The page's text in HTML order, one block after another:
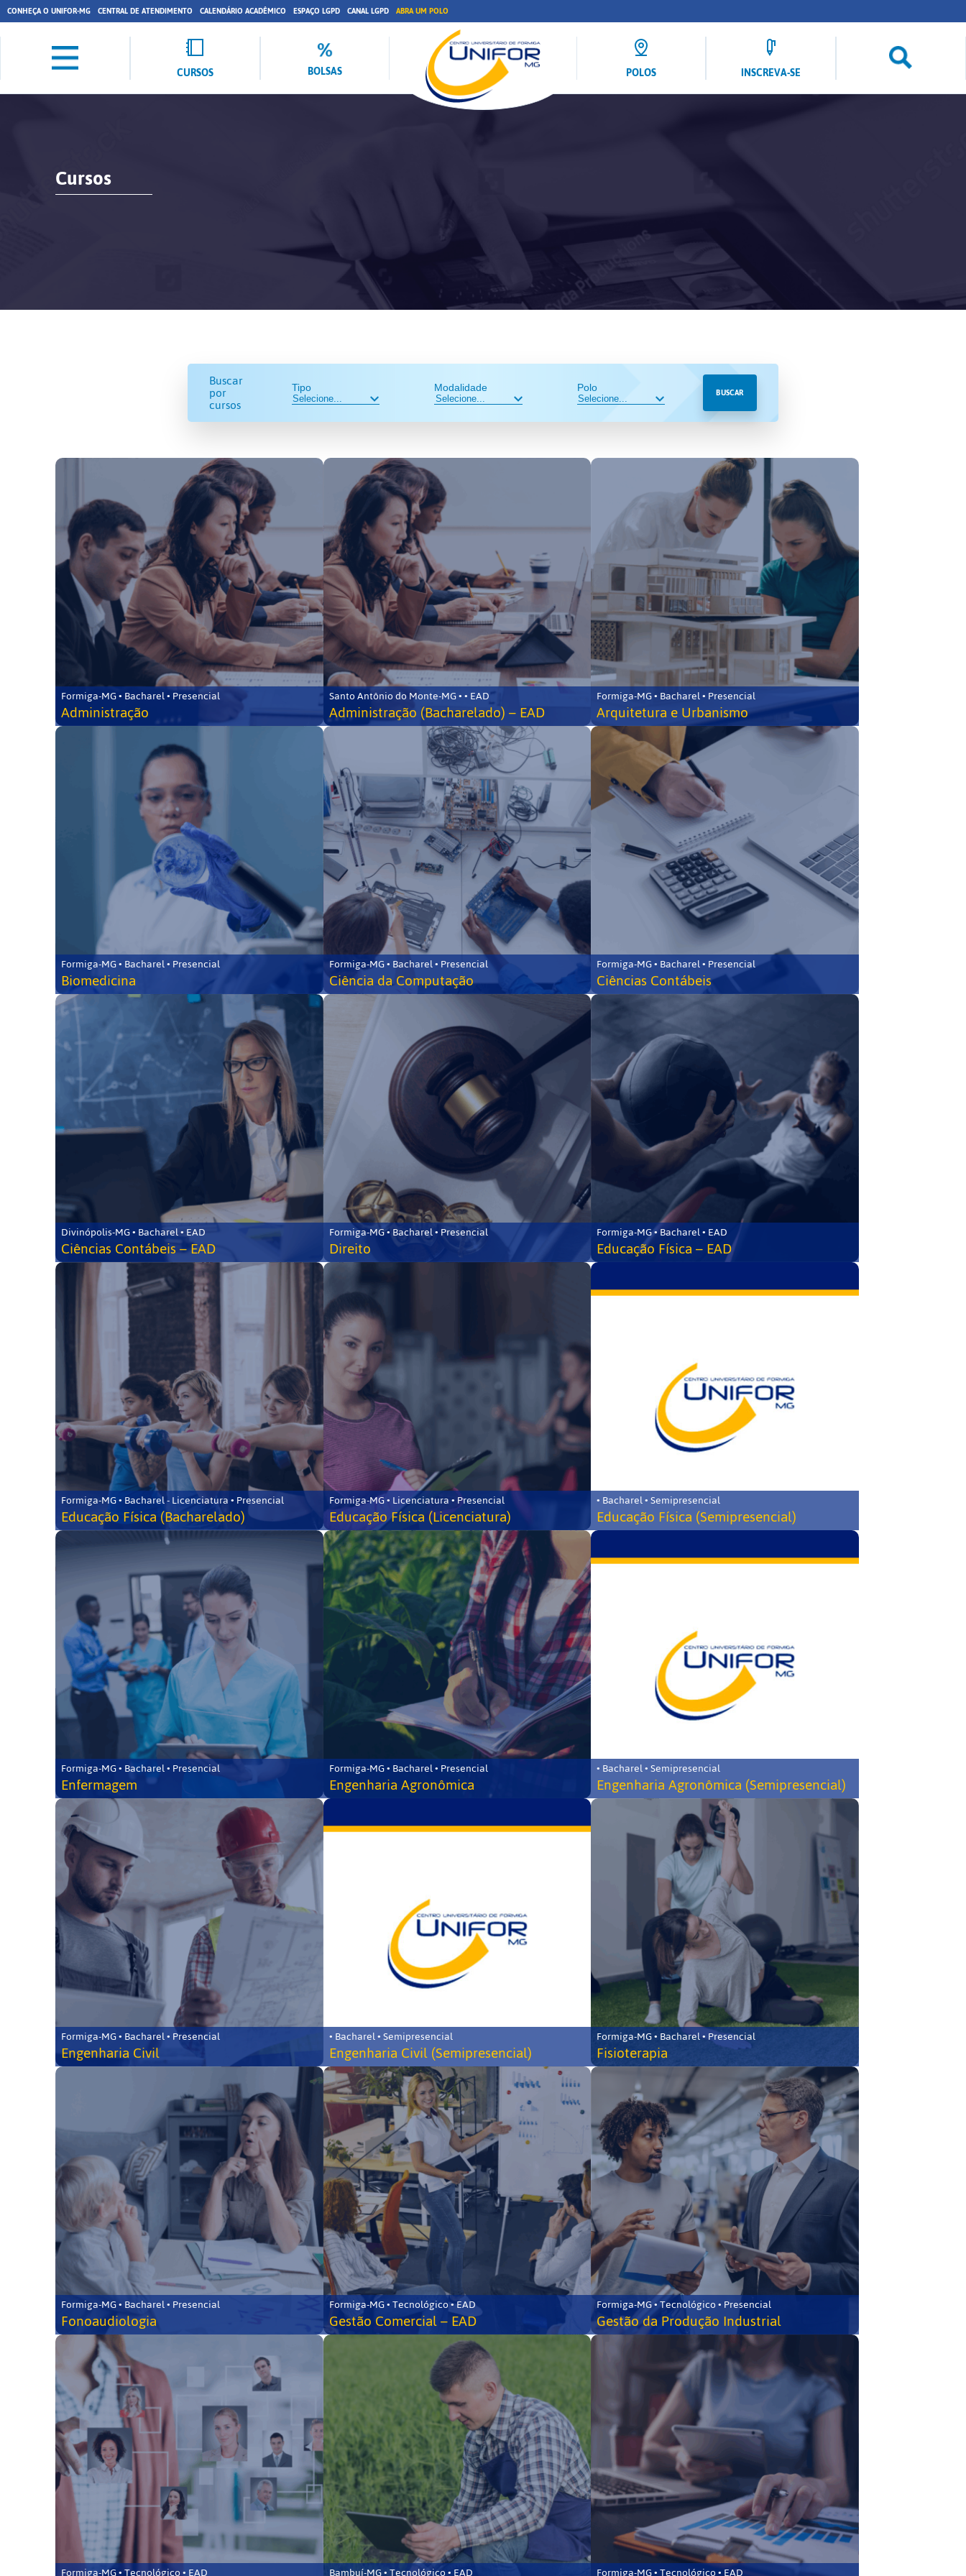
CONHEÇA O UNIFOR-MG CENTRAL DE ATENDIMENTO CALENDÁRIO ACADÊMICO ESPAÇO LGPD CANAL LGPD ABRA UM POLO
CURSOS BOLSAS POLOS INSCREVA-SE
Cursos
Buscar
por
cursos
Tipo Modalidade Polo BUSCAR
Formiga-MG • Bacharel • Presencial
Administração
Santo Antônio do Monte-MG • • EAD
Administração (Bacharelado) – EAD
Formiga-MG • Bacharel • Presencial
Arquitetura e Urbanismo
Formiga-MG • Bacharel • Presencial
Biomedicina
Formiga-MG • Bacharel • Presencial
Ciência da Computação
Formiga-MG • Bacharel • Presencial
Ciências Contábeis
Divinópolis-MG • Bacharel • EAD
Ciências Contábeis – EAD
Formiga-MG • Bacharel • Presencial
Direito
Formiga-MG • Bacharel • EAD
Educação Física – EAD
Formiga-MG • Bacharel - Licenciatura • Presencial
Educação Física (Bacharelado)
Formiga-MG • Licenciatura • Presencial
Educação Física (Licenciatura)
• Bacharel • Semipresencial
Educação Física (Semipresencial)
Formiga-MG • Bacharel • Presencial
Enfermagem
Formiga-MG • Bacharel • Presencial
Engenharia Agronômica
• Bacharel • Semipresencial
Engenharia Agronômica (Semipresencial)
Formiga-MG • Bacharel • Presencial
Engenharia Civil
• Bacharel • Semipresencial
Engenharia Civil (Semipresencial)
Formiga-MG • Bacharel • Presencial
Fisioterapia
Formiga-MG • Bacharel • Presencial
Fonoaudiologia
Formiga-MG • Tecnológico • EAD
Gestão Comercial – EAD
Formiga-MG • Tecnológico • Presencial
Gestão da Produção Industrial